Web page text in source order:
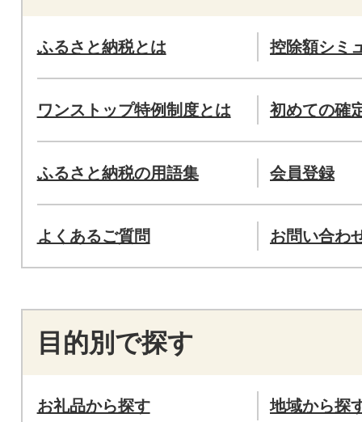
ふるさと納税とは 控除額シミ
ワンストップ特例制度とは 初めての確
ふるさと納税の用語集 会員登録
よくあるご質問 お問い合わ
目的別で探す
お礼品から探す 地域から探